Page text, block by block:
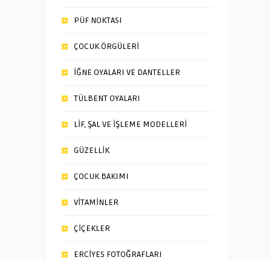
PÜF NOKTASI
ÇOCUK ÖRGÜLERİ
İĞNE OYALARI VE DANTELLER
TÜLBENT OYALARI
LİF, ŞAL VE İŞLEME MODELLERİ
GÜZELLİK
ÇOCUK BAKIMI
VİTAMİNLER
ÇİÇEKLER
ERCİYES FOTOĞRAFLARI